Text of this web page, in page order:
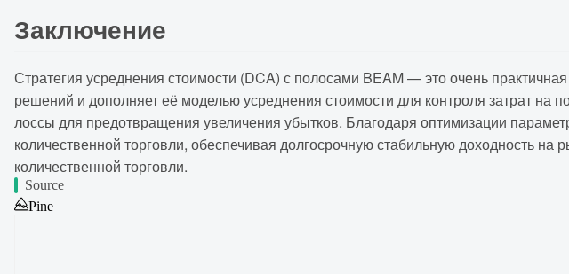
Заключение
Стратегия усреднения стоимости (DCA) с полосами BEAM — это очень
решений и дополняет её моделью усреднения стоимости для контроля затрат на
лоссы для предотвращения увеличения убытков. Благодаря оптимизации
количественной торговли, обеспечивая долгосрочную стабильную доходность
количественной торговли.
Source
Pine